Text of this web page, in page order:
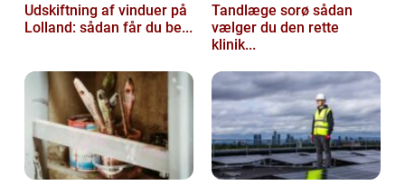
Udskiftning af vinduer på
Lolland: sådan får du be...
Tandlæge sorø sådan
vælger du den rette
klinik...